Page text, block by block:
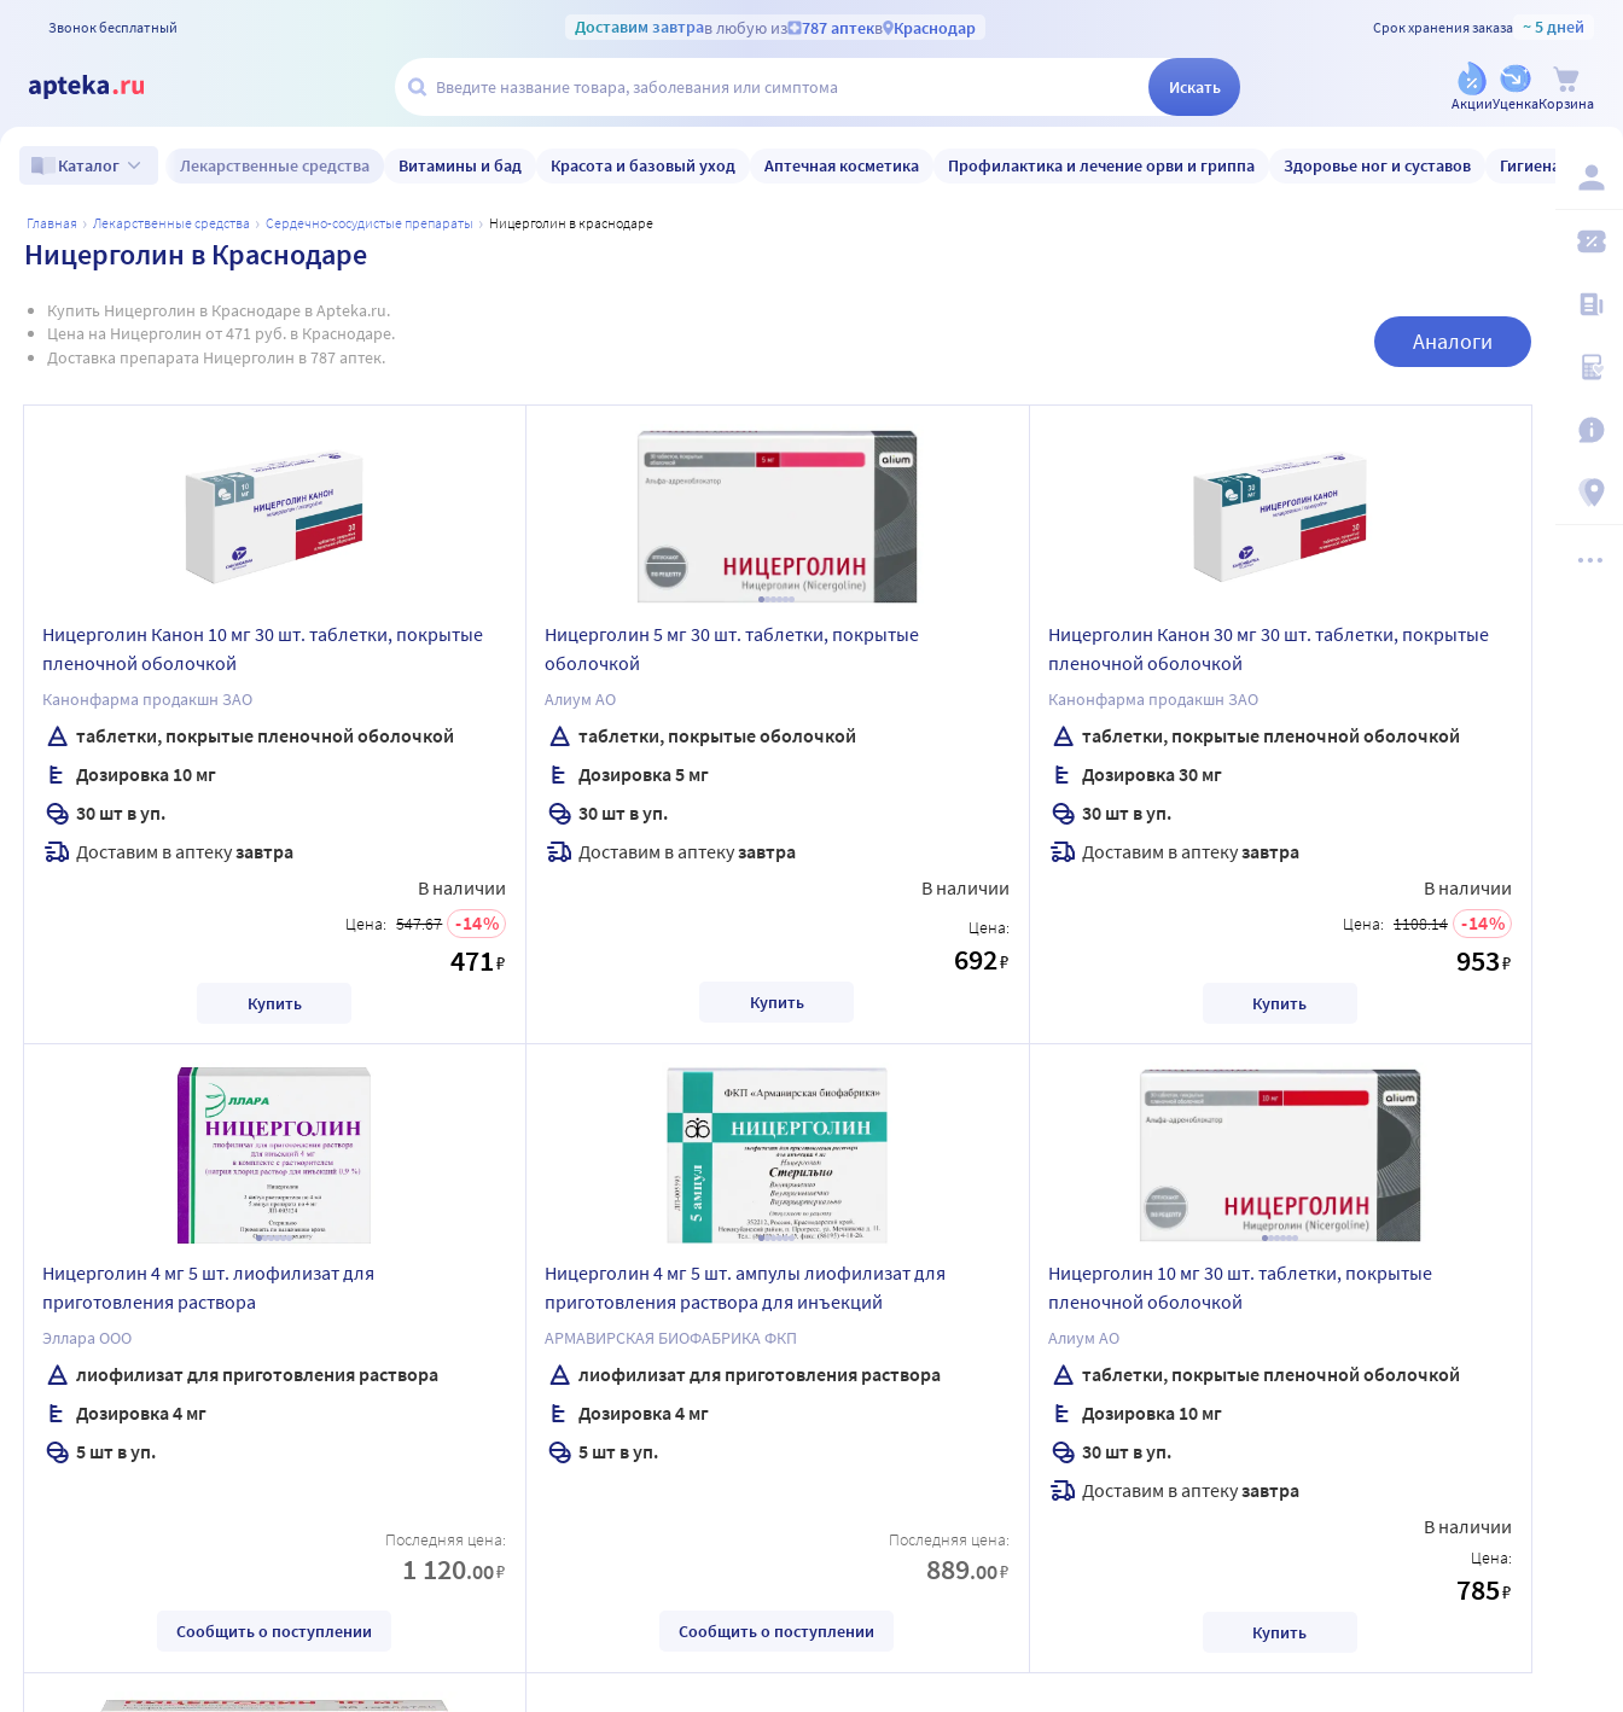
Звонок бесплатный Доставим завтрав любую из 787 аптекв Краснодар Срок хранения заказа ~ 5 дней
Искать
АкцииУценкаКорзина
Каталог Лекарственные средства Витамины и бад Красота и базовый уход Аптечная косметика Профилактика и лечение орви и гриппа Здоровье ног и суставов Гигиена и уход
главная лекарственные средства сердечно-сосудистые препараты ницерголин в краснодаре
Ницерголин в Краснодаре
Купить Ницерголин в Краснодаре в Apteka.ru.
Цена на Ницерголин от 471 руб. в Краснодаре.
Доставка препарата Ницерголин в 787 аптек.
Аналоги
Ницерголин Канон 10 мг 30 шт. таблетки, покрытые
пленочной оболочкой
Канонфарма продакшн ЗАО
таблетки, покрытые пленочной оболочкой
Дозировка 10 мг
30 шт в уп.
Доставим в аптекузавтра
В наличии
Цена: 547.67 14
471₽
Купить
Ницерголин 5 мг 30 шт. таблетки, покрытые
оболочкой
Алиум АО
таблетки, покрытые оболочкой
Дозировка 5 мг
30 шт в уп.
Доставим в аптекузавтра
В наличии
Цена:
692₽
Купить
Ницерголин Канон 30 мг 30 шт. таблетки, покрытые
пленочной оболочкой
Канонфарма продакшн ЗАО
таблетки, покрытые пленочной оболочкой
Дозировка 30 мг
30 шт в уп.
Доставим в аптекузавтра
В наличии
Цена: 1108.14 14
953₽
Купить
Ницерголин 4 мг 5 шт. лиофилизат для
приготовления раствора
Эллара ООО
лиофилизат для приготовления раствора
Дозировка 4 мг
5 шт в уп.
Последняя цена:
1 120.00₽
Сообщить о поступлении
Ницерголин 4 мг 5 шт. ампулы лиофилизат для
приготовления раствора для инъекций
АРМАВИРСКАЯ БИОФАБРИКА ФКП
лиофилизат для приготовления раствора
Дозировка 4 мг
5 шт в уп.
Последняя цена:
889.00₽
Сообщить о поступлении
Ницерголин 10 мг 30 шт. таблетки, покрытые
пленочной оболочкой
Алиум АО
таблетки, покрытые пленочной оболочкой
Дозировка 10 мг
30 шт в уп.
Доставим в аптекузавтра
В наличии
Цена:
785₽
Купить